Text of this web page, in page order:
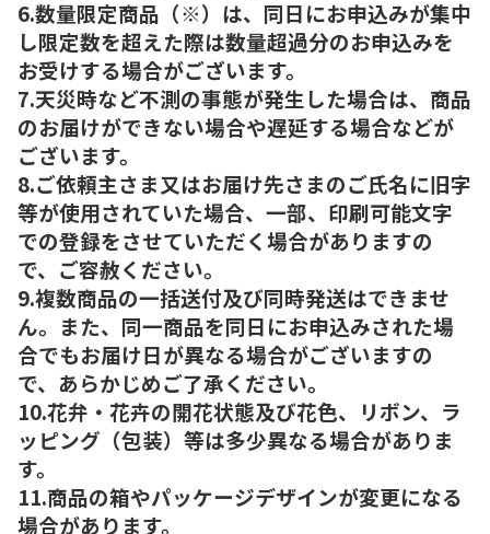
6.数量限定商品（※）は、同日にお申込みが集中
し限定数を超えた際は数量超過分のお申込みを
お受けする場合がございます。
7.天災時など不測の事態が発生した場合は、商品
のお届けができない場合や遅延する場合などが
ございます。
8.ご依頼主さま又はお届け先さまのご氏名に旧字
等が使用されていた場合、一部、印刷可能文字
での登録をさせていただく場合がありますの
で、ご容赦ください。
9.複数商品の一括送付及び同時発送はできませ
ん。また、同一商品を同日にお申込みされた場
合でもお届け日が異なる場合がございますの
で、あらかじめご了承ください。
10.花弁・花卉の開花状態及び花色、リボン、ラ
ッピング（包装）等は多少異なる場合がありま
す。
11.商品の箱やパッケージデザインが変更になる
場合があります。